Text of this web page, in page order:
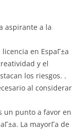
aspirante a la
en EspaГ±a
y el
los riesgos. .
al considerar
un punto a favor en
La mayorГ­a de